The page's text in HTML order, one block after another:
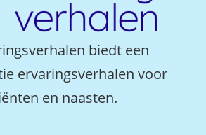
biedt een
ervaringsverhalen voor
en naasten.